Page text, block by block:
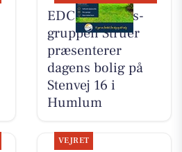
EDC Ejen­doms­
grup­pen Struer
præsenterer
dagens bolig på
Stenvej 16 i
Humlum
VEJRET